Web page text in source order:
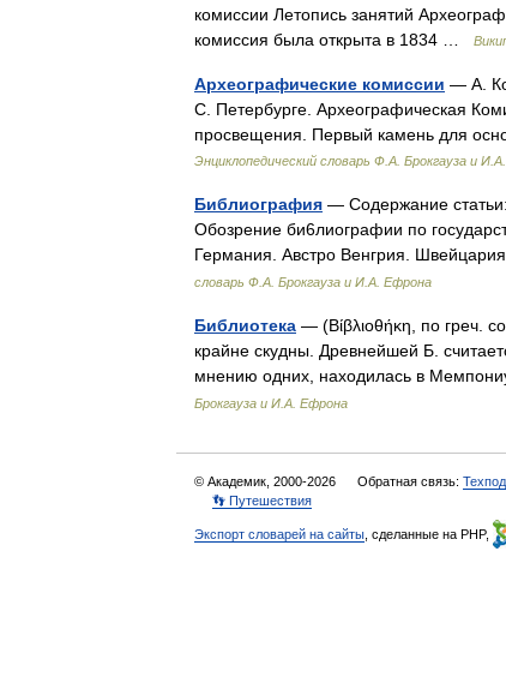
комиссии Летопись занятий
комиссия была открыта в 1834 …
Археографические комиссии — А.
С. Петербурге. Археографическая
просвещения. Первый камень для
Энциклопедический словарь Ф.А. Брокгауза и
Библиография — Содержание
Обозрение би6лиографии по
Германия. Австро Венгрия.
словарь Ф.А. Брокгауза и И.А. Ефрона
Библиотека — (Βίβλιοθήκη, по греч.
крайне скудны. Древнейшей Б.
мнению одних, находилась в
Брокгауза и И.А. Ефрона
© Академик, 2000-2026 Обратная связь:
👣 Путешествия
Экспорт словарей на сайты , сделанные на PHP,